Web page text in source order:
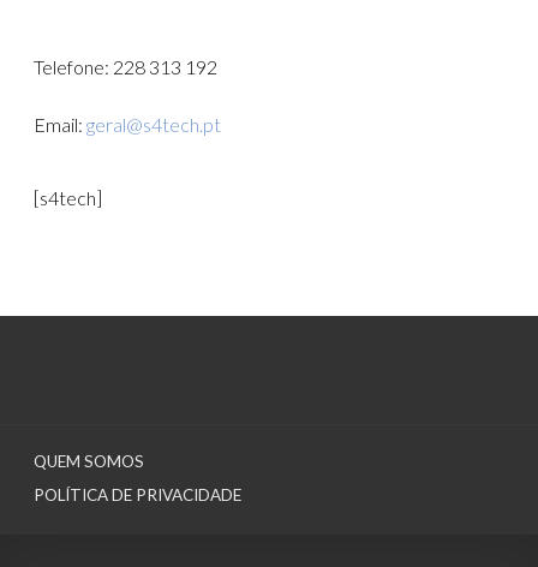
Telefone: 228 313 192
Email:geral@s4tech.pt
[s4tech]
QUEM SOMOS
POLÍTICA DE PRIVACIDADE